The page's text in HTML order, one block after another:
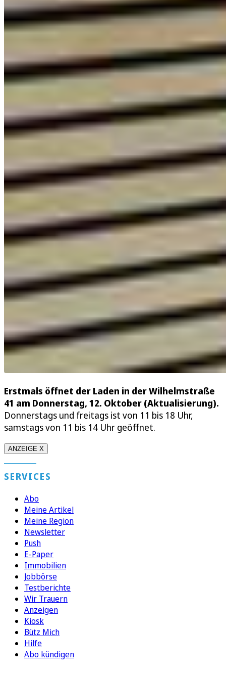
Erstmals öffnet der Laden in der Wilhelmstraße
41 am Donnerstag, 12. Oktober (Aktualisierung).
Donnerstags und freitags ist von 11 bis 18 Uhr,
samstags von 11 bis 14 Uhr geöffnet.
ANZEIGE X
SERVICES
Abo
Meine Artikel
Meine Region
Newsletter
Push
E-Paper
Immobilien
Jobbörse
Testberichte
Wir Trauern
Anzeigen
Kiosk
Bütz Mich
Hilfe
Abo kündigen